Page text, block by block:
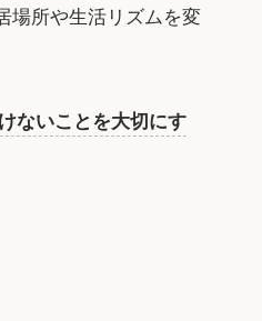
場所や生活リズムを変
ないことを大切にす